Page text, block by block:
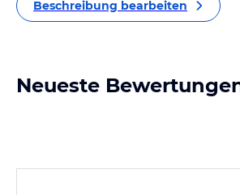
Beschreibung bearbeiten
Neueste